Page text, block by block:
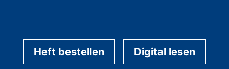
Heft bestellen Digital lesen